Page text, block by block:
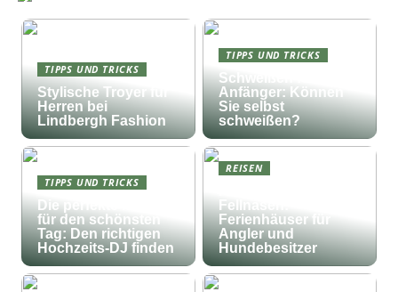
TIPPS UND TRICKS
Stylische Troyer für
Herren bei
Lindbergh Fashion
TIPPS UND TRICKS
Schweißen für
Anfänger: Können
Sie selbst
schweißen?
TIPPS UND TRICKS
Die perfekte Musik
für den schönsten
Tag: Den richtigen
Hochzeits-DJ finden
REISEN
Fellnasen:
Ferienhäuser für
Angler und
Hundebesitzer